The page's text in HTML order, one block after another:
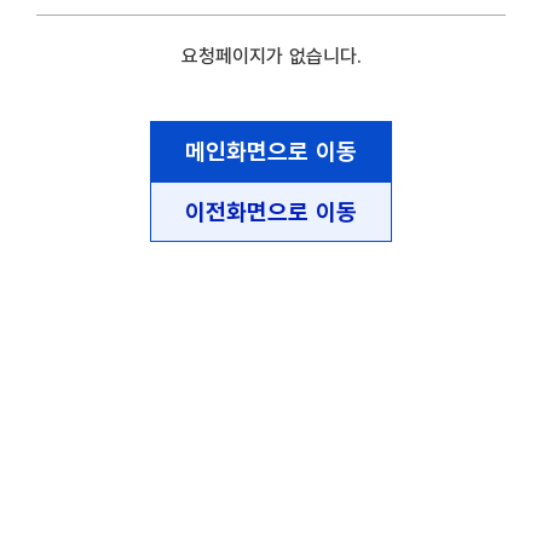
요청페이지가 없습니다.
메인화면으로 이동
이전화면으로 이동